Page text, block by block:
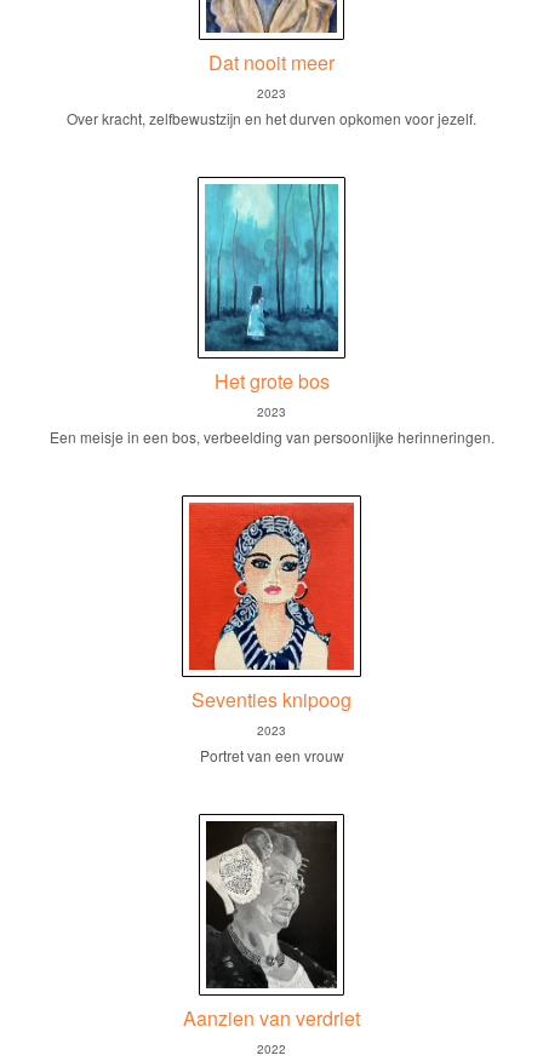
Dat nooit meer
2023
Over kracht, zelfbewustzijn en het durven opkomen voor jezelf.
Het grote bos
2023
Een meisje in een bos, verbeelding van persoonlijke herinneringen.
Seventies knipoog
2023
Portret van een vrouw
Aanzien van verdriet
2022